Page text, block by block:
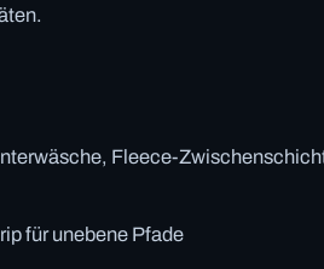
Fleece-
für unebene Pfade